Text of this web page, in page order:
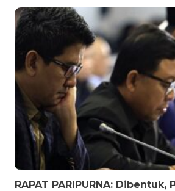
RAPAT PARIPURNA: Dibentuk,